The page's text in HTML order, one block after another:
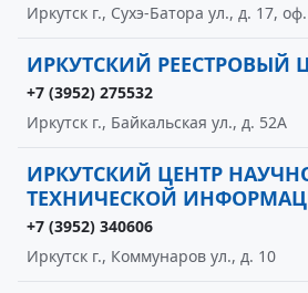
Иркутск г., Сухэ-Батора ул., д. 17, оф.
ИРКУТСКИЙ РЕЕСТРОВЫЙ
+7 (3952) 275532
Иркутск г., Байкальская ул., д. 52А
ИРКУТСКИЙ ЦЕНТР
ТЕХНИЧЕСКОЙ
+7 (3952) 340606
Иркутск г., Коммунаров ул., д. 10